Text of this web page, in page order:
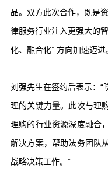
品。双方此次合作，既是
律服务行业注入更强大的
化、融合化” 方向加速迈进
刘强先生在签约后表示：
理的关键力量。此次与理
理购的行业资源深度融合
解决方案，帮助法务团队
战略决策工作。”